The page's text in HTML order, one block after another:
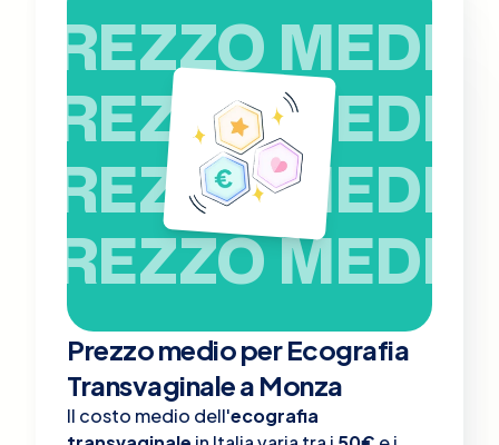
PREZZO MEDIO
PREZZO MEDIO
PREZZO MEDIO
PREZZO MEDIO
Prezzo medio per Ecografia
Transvaginale a Monza
Il costo medio dell'ecografia